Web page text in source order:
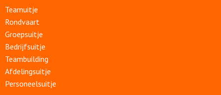
Teamuitje
Rondvaart
Groepsuitje
Bedrijfsuitje
Teambuilding
Afdelingsuitje
Personeelsuitje